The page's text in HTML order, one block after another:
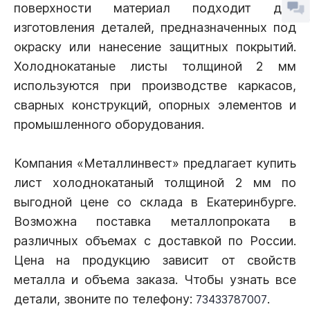
поверхности материал подходит для
изготовления деталей, предназначенных под
окраску или нанесение защитных покрытий.
Холоднокатаные листы толщиной 2 мм
используются при производстве каркасов,
сварных конструкций, опорных элементов и
промышленного оборудования.
Компания «Металлинвест» предлагает купить
лист холоднокатаный толщиной 2 мм по
выгодной цене со склада в Екатеринбурге.
Возможна поставка металлопроката в
различных объемах с доставкой по России.
Цена на продукцию зависит от свойств
металла и объема заказа. Чтобы узнать все
детали, звоните по телефону: 73433787007.